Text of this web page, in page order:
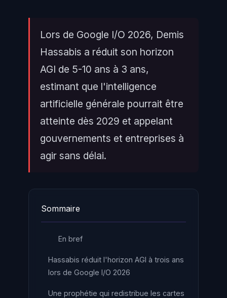
Lors de Google I/O 2026, Demis
Hassabis a réduit son horizon
AGI de 5-10 ans à 3 ans,
estimant que l'intelligence
artificielle générale pourrait être
atteinte dès 2029 et appelant
gouvernements et entreprises à
agir sans délai.
Sommaire
En bref
Hassabis réduit l'horizon AGI à trois ans
lors de Google I/O 2026
Une prophétie qui redistribue les cartes